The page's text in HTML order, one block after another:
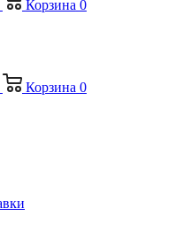
Корзина 0
Корзина 0